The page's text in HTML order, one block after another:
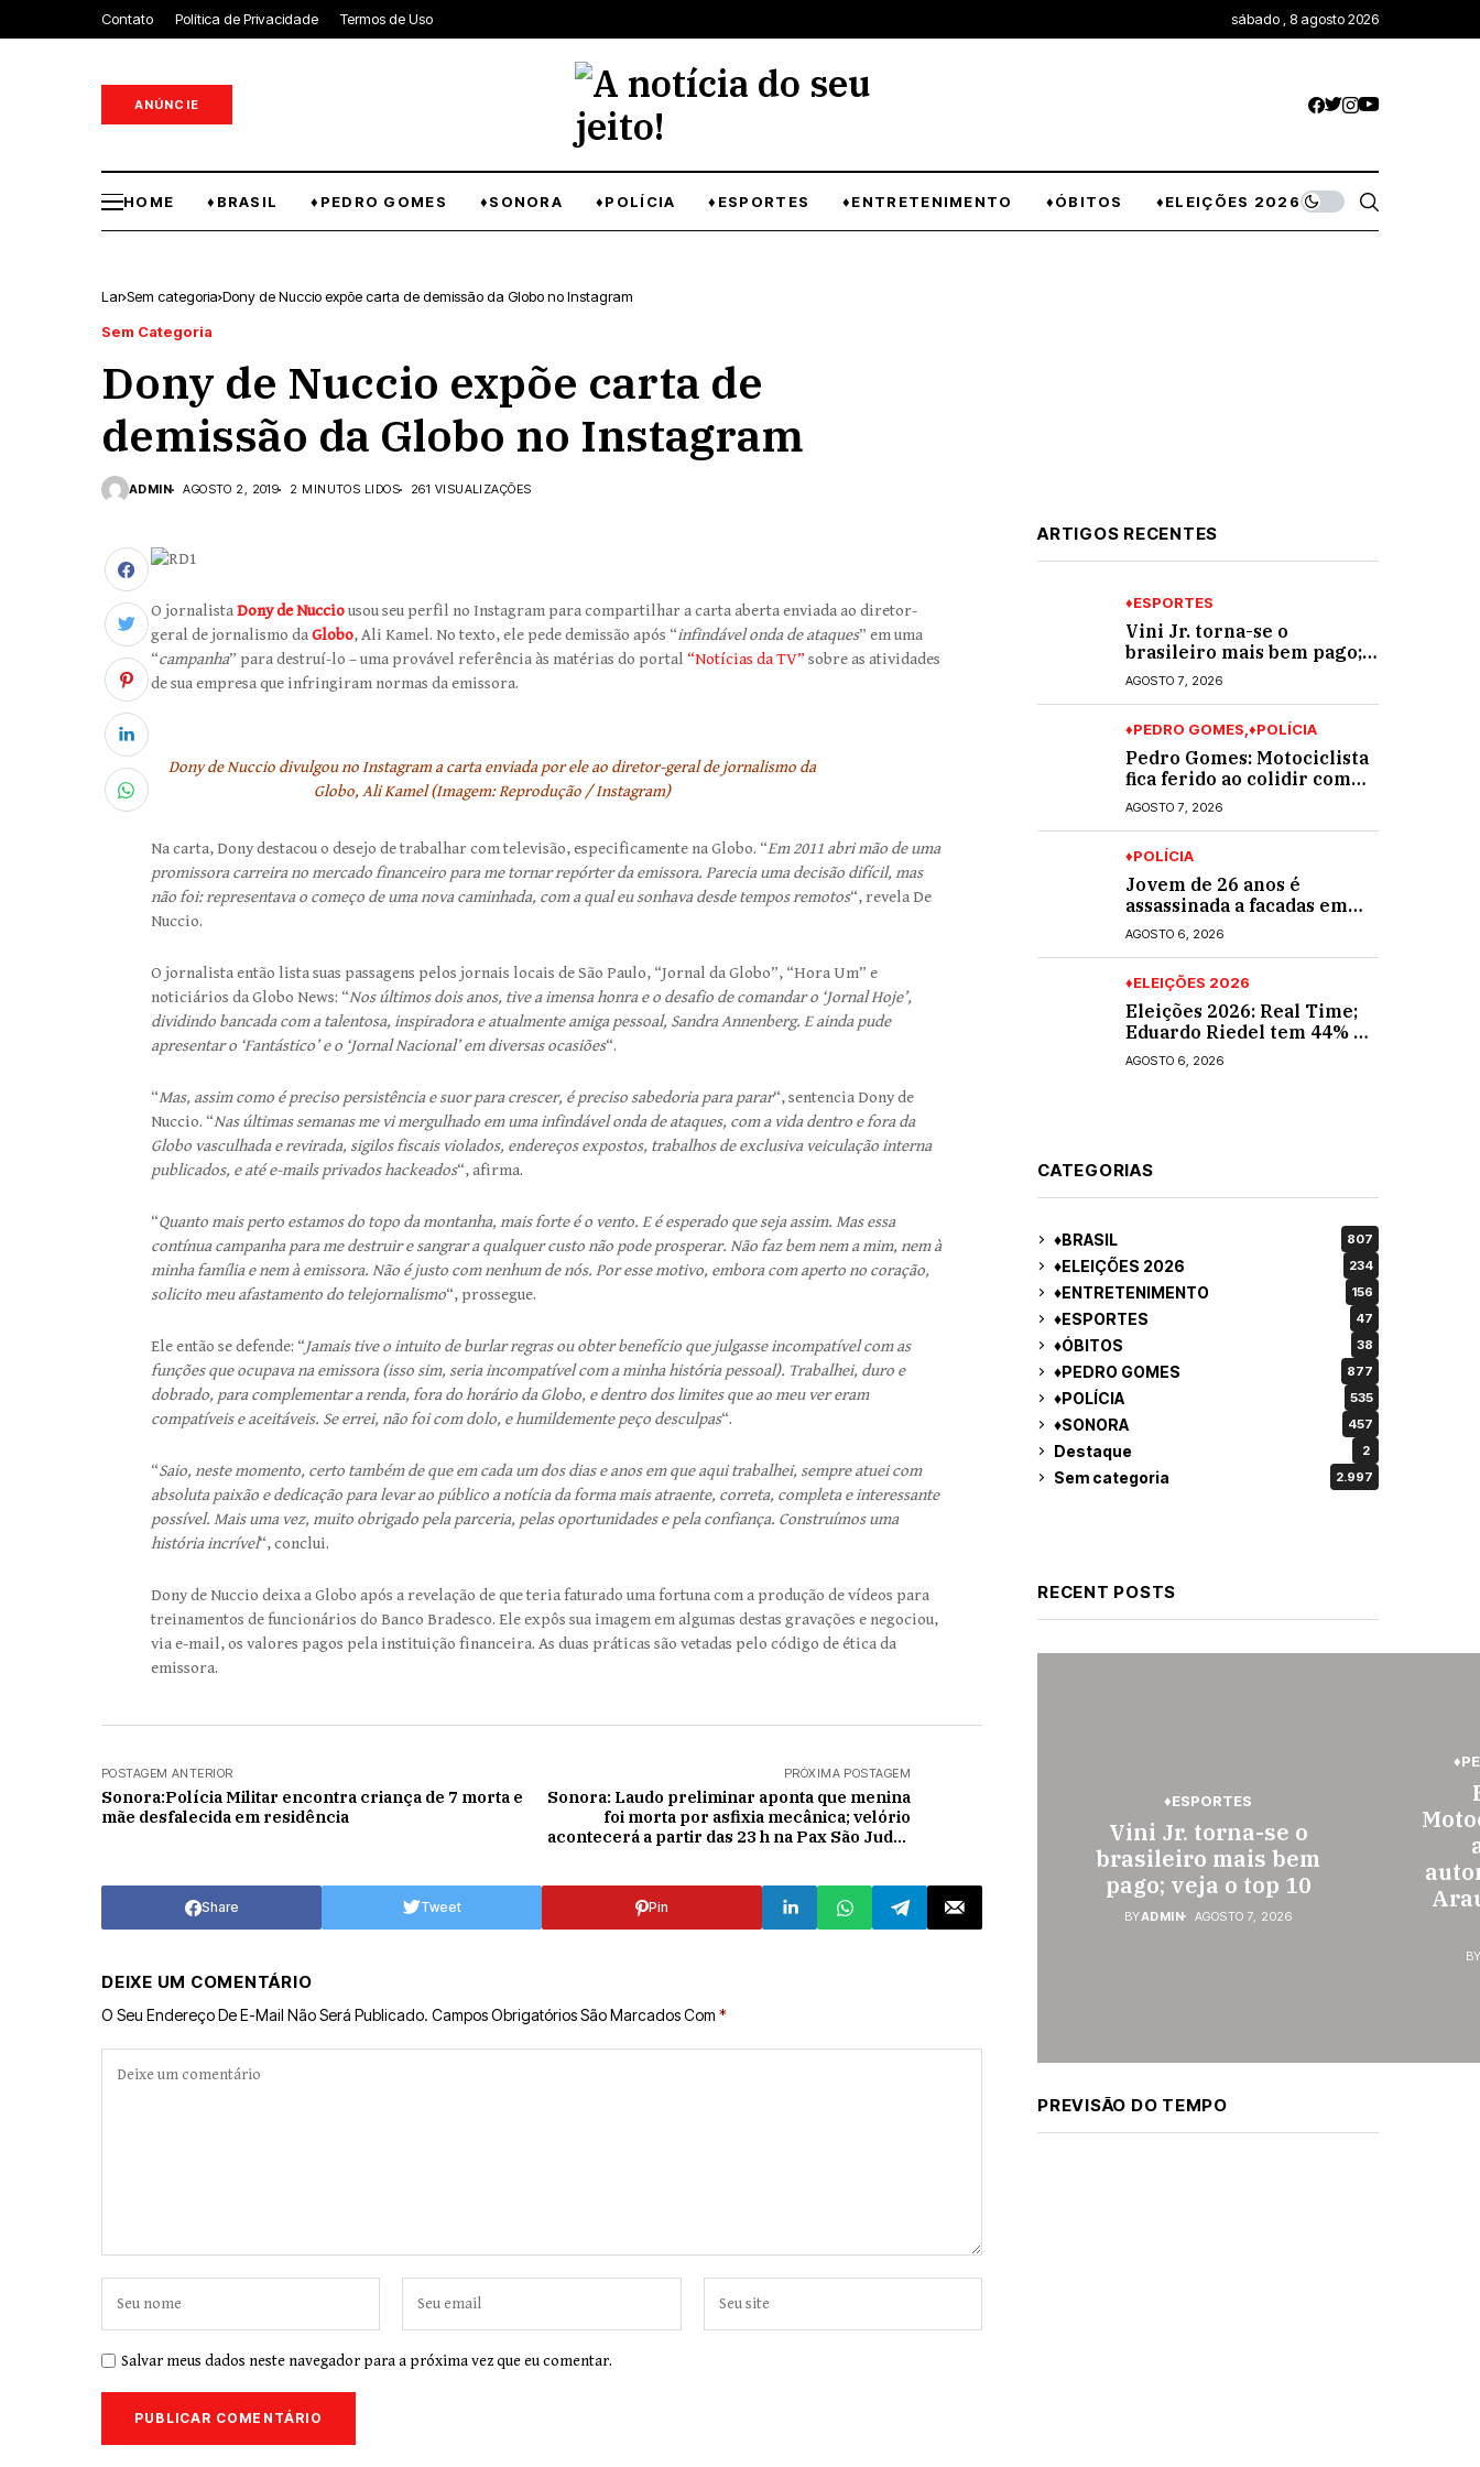
Contato Política de Privacidade Termos de Uso sábado , 8 agosto 2026
ANÚNCIE
HOME ♦BRASIL ♦PEDRO GOMES ♦SONORA ♦POLÍCIA ♦ESPORTES ♦ENTRETENIMENTO ♦ÓBITOS ♦ELEIÇÕES 2026
Lar Sem categoria Dony de Nuccio expõe carta de demissão da Globo no Instagram
Sem Categoria
Dony de Nuccio expõe carta de
demissão da Globo no Instagram
ADMIN AGOSTO 2, 2019 2 MINUTOS LIDOS 261 VISUALIZAÇÕES
O jornalistaDony de Nucciousou seu perfil no Instagram para compartilhar a carta aberta enviada ao diretor-
geral de jornalismo daGlobo, Ali Kamel. No texto, ele pede demissão após “infindável onda de ataques” em uma
“campanha” para destruí-lo – uma provável referência às matérias do portal “Notícias da TV” sobre as atividades
de sua empresa que infringiram normas da emissora.
Dony de Nuccio divulgou no Instagram a carta enviada por ele ao diretor-geral de jornalismo da
Globo, Ali Kamel (Imagem: Reprodução / Instagram)
Na carta, Dony destacou o desejo de trabalhar com televisão, especificamente na Globo. “Em 2011 abri mão de uma
promissora carreira no mercado financeiro para me tornar repórter da emissora. Parecia uma decisão difícil, mas
não foi: representava o começo de uma nova caminhada, com a qual eu sonhava desde tempos remotos“, revela De
Nuccio.
O jornalista então lista suas passagens pelos jornais locais de São Paulo, “Jornal da Globo”, “Hora Um” e
noticiários da Globo News: “Nos últimos dois anos, tive a imensa honra e o desafio de comandar o ‘Jornal Hoje’,
dividindo bancada com a talentosa, inspiradora e atualmente amiga pessoal, Sandra Annenberg. E ainda pude
apresentar o ‘Fantástico’ e o ‘Jornal Nacional’ em diversas ocasiões“.
“Mas, assim como é preciso persistência e suor para crescer, é preciso sabedoria para parar“, sentencia Dony de
Nuccio. “Nas últimas semanas me vi mergulhado em uma infindável onda de ataques, com a vida dentro e fora da
Globo vasculhada e revirada, sigilos fiscais violados, endereços expostos, trabalhos de exclusiva veiculação interna
publicados, e até e-mails privados hackeados“, afirma.
“Quanto mais perto estamos do topo da montanha, mais forte é o vento. E é esperado que seja assim. Mas essa
contínua campanha para me destruir e sangrar a qualquer custo não pode prosperar. Não faz bem nem a mim, nem à
minha família e nem à emissora. Não é justo com nenhum de nós. Por esse motivo, embora com aperto no coração,
solicito meu afastamento do telejornalismo“, prossegue.
Ele então se defende: “Jamais tive o intuito de burlar regras ou obter benefício que julgasse incompatível com as
funções que ocupava na emissora (isso sim, seria incompatível com a minha história pessoal). Trabalhei, duro e
dobrado, para complementar a renda, fora do horário da Globo, e dentro dos limites que ao meu ver eram
compatíveis e aceitáveis. Se errei, não foi com dolo, e humildemente peço desculpas“.
“Saio, neste momento, certo também de que em cada um dos dias e anos em que aqui trabalhei, sempre atuei com
absoluta paixão e dedicação para levar ao público a notícia da forma mais atraente, correta, completa e interessante
possível. Mais uma vez, muito obrigado pela parceria, pelas oportunidades e pela confiança. Construímos uma
história incrível“, conclui.
Dony de Nuccio deixa a Globo após a revelação de que teria faturado uma fortuna com a produção de vídeos para
treinamentos de funcionários do Banco Bradesco. Ele expôs sua imagem em algumas destas gravações e negociou,
via e-mail, os valores pagos pela instituição financeira. As duas práticas são vetadas pelo código de ética da
emissora.
POSTAGEM ANTERIOR
Sonora:Polícia Militar encontra criança de 7 morta e
mãe desfalecida em residência
PRÓXIMA POSTAGEM
Sonora: Laudo preliminar aponta que menina
foi morta por asfixia mecânica; velório
acontecerá a partir das 23 h na Pax São Judas
Share Tweet Pin
DEIXE UM COMENTÁRIO
O Seu Endereço De E-Mail Não Será Publicado. Campos Obrigatórios São Marcados Com *
Salvar meus dados neste navegador para a próxima vez que eu comentar.
ARTIGOS RECENTES
♦ESPORTES
Vini Jr. torna-se o
brasileiro mais bem pago;
veja o top 10
AGOSTO 7, 2026
♦PEDRO GOMES ♦POLÍCIA
Pedro Gomes: Motociclista
fica ferido ao colidir com
automóvel na Av. Diva
Araújo; ele não tinha CNH
AGOSTO 7, 2026
♦POLÍCIA
Jovem de 26 anos é
assassinada a facadas em
Rio Verde de Mato Grosso;
suspeito é procurado
AGOSTO 6, 2026
♦ELEIÇÕES 2026
Eleições 2026: Real Time;
Eduardo Riedel tem 44% e
Fábio Trad, 25%, no 1º
turno para o governo do
AGOSTO 6, 2026
CATEGORIAS
♦BRASIL 807
♦ELEIÇÕES 2026 234
♦ENTRETENIMENTO 156
♦ESPORTES 47
♦ÓBITOS 38
♦PEDRO GOMES 877
♦POLÍCIA 535
♦SONORA 457
Destaque 2
Sem categoria 2.997
RECENT POSTS
♦ESPORTES
Vini Jr. torna-se o
brasileiro mais bem
pago; veja o top 10
BYADMIN AGOSTO 7, 2026
PREVISÃO DO TEMPO